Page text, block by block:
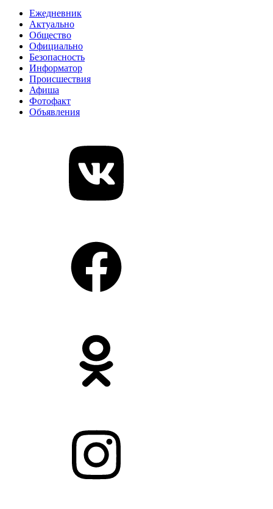
Ежедневник
Актуально
Общество
Официально
Безопасность
Информатор
Происшествия
Афиша
Фотофакт
Объявления